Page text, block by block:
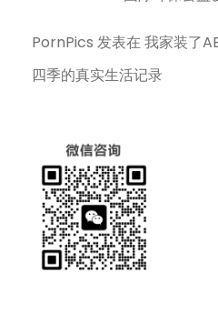
PornPics 发表在我家装了
四季的真实生活记录